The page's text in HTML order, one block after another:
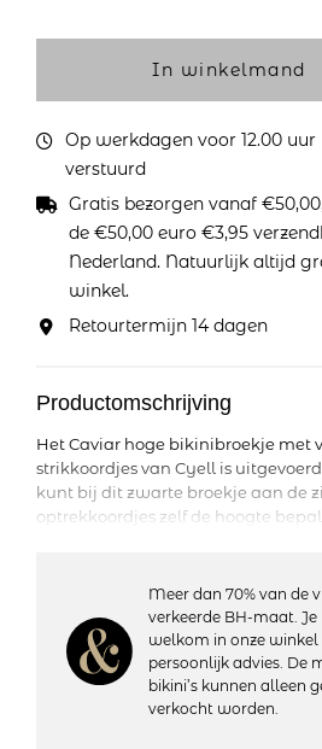
In winkelmand
Op werkdagen voor 12.00 uur
verstuurd
Gratis bezorgen vanaf
de €50,00 euro €3,95
Nederland. Natuurlijk altijd
winkel.
Retourtermijn 14 dagen
Productomschrijving
Het Caviar hoge bikinibroekje met
strikkoordjes van Cyell is
kunt bij dit zwarte broekje aan de
optrekkoordjes zelf de hoogte
dit broekje met een bikinitop uit de
Details:
– Heuphoogte: Hoog
– Bedekt de billen gedeeltelijk
Meer dan 70% van de
verkeerde BH-maat.
welkom in onze winkel
persoonlijk advies. De
bikini’s kunnen alleen
verkocht worden.